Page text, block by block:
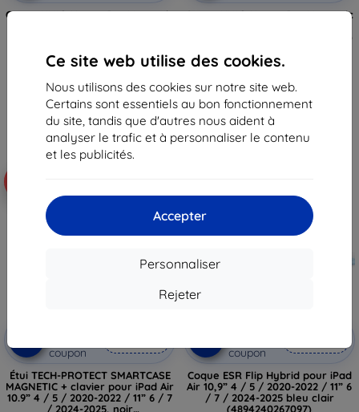
Ce site web utilise des cookies.
Nous utilisons des cookies sur notre site web.
Certains sont essentiels au bon fonctionnement
du site, tandis que d'autres nous aident à
analyser le trafic et à personnaliser le contenu
et les publicités.
Accepter
Personnaliser
Rejeter
Coque UNIQ Venno Pro Magnetic
144,90 €
130,42 €
En stock 3 pièces
Coque UNIQ Venno Pro Magnetic
11" (2024/25) | Air 10,9" (2022/20)
154,90 €
139,40 €
En stock > 5 pièces
coupon
Étui TECH-PROTECT SMARTCASE
MAGNETIC + clavier pour iPad Air
10.9” 4 / 5 / 2020-2022 / 11” 6 / 7
/ 2024-2025, noir
coupon
Coque ESR Flip Hybrid pour iPad
Air 10,9” 4 / 5 / 2020-2022 / 11” 6
/ 7 / 2024-2025 bleu clair
(4894240267097)